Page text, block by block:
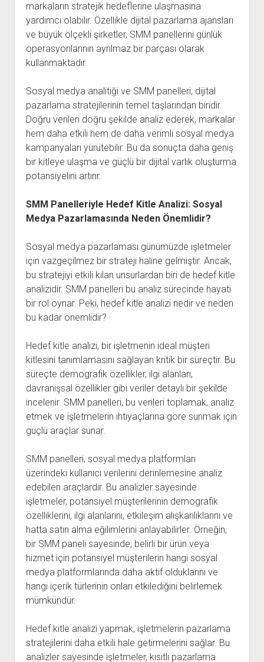
markaların stratejik hedeflerine ulaşmasına
yardımcı olabilir. Özellikle dijital pazarlama ajansları
ve büyük ölçekli şirketler, SMM panellerini günlük
operasyonlarının ayrılmaz bir parçası olarak
kullanmaktadır.
Sosyal medya analitiği ve SMM panelleri, dijital
pazarlama stratejilerinin temel taşlarından biridir.
Doğru verileri doğru şekilde analiz ederek, markalar
hem daha etkili hem de daha verimli sosyal medya
kampanyaları yürütebilir. Bu da sonuçta daha geniş
bir kitleye ulaşma ve güçlü bir dijital varlık oluşturma
potansiyelini artırır.
SMM Panelleriyle Hedef Kitle Analizi: Sosyal
Medya Pazarlamasında Neden Önemlidir?
Sosyal medya pazarlaması günümüzde işletmeler
için vazgeçilmez bir strateji haline gelmiştir. Ancak,
bu stratejiyi etkili kılan unsurlardan biri de hedef kitle
analizidir. SMM panelleri bu analiz sürecinde hayati
bir rol oynar. Peki, hedef kitle analizi nedir ve neden
bu kadar önemlidir?
Hedef kitle analizi, bir işletmenin ideal müşteri
kitlesini tanımlamasını sağlayan kritik bir süreçtir. Bu
süreçte demografik özellikler, ilgi alanları,
davranışsal özellikler gibi veriler detaylı bir şekilde
incelenir. SMM panelleri, bu verileri toplamak, analiz
etmek ve işletmelerin ihtiyaçlarına göre sunmak için
güçlü araçlar sunar.
SMM panelleri, sosyal medya platformları
üzerindeki kullanıcı verilerini derinlemesine analiz
edebilen araçlardır. Bu analizler sayesinde
işletmeler, potansiyel müşterilerinin demografik
özelliklerini, ilgi alanlarını, etkileşim alışkanlıklarını ve
hatta satın alma eğilimlerini anlayabilirler. Örneğin,
bir SMM paneli sayesinde, belirli bir ürün veya
hizmet için potansiyel müşterilerin hangi sosyal
medya platformlarında daha aktif olduklarını ve
hangi içerik türlerinin onları etkilediğini belirlemek
mümkündür.
Hedef kitle analizi yapmak, işletmelerin pazarlama
stratejilerini daha etkili hale getirmelerini sağlar. Bu
analizler sayesinde işletmeler, kısıtlı pazarlama